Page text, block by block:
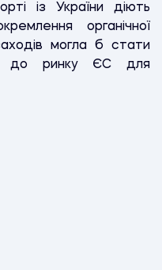
із України діють
органічної
могла б стати
до ринку ЄС для